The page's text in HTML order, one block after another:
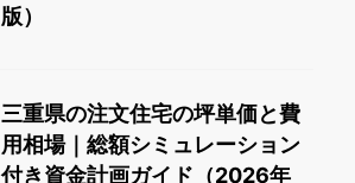
版）
三重県の注文住宅の坪単価と費
用相場｜総額シミュレーション
付き資金計画ガイド（2026年